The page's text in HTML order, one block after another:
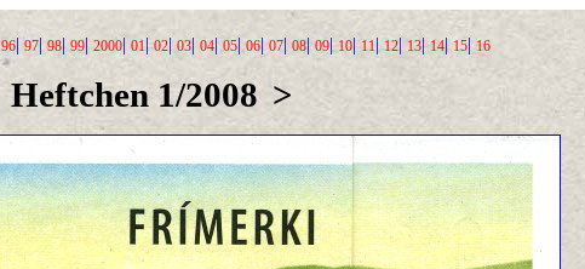
96| 97|98| 99| 2000| 01|02| 03| 04| 05|06| 07| 08|09| 10| 11| 12| 13| 14| 15| 16
Heftchen 1/2008 >